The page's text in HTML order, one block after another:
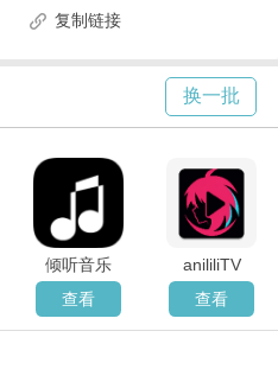
复制链接
换一批
倾听音乐
查看
anililiTV
查看